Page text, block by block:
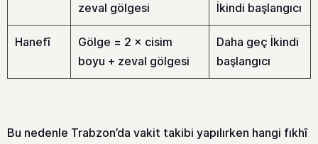
zeval gölgesi
İkindi başlangıcı
Hanefî
Gölge = 2 × cisim
boyu + zeval gölgesi
Daha geç İkindi
başlangıcı
Bu nedenle Trabzon’da vakit takibi yapılırken hangi fıkhî